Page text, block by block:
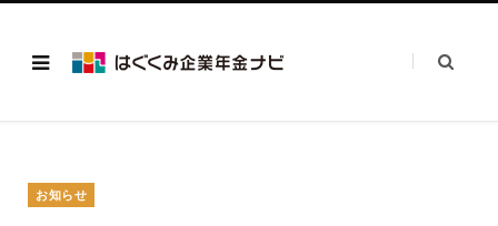
お知らせ